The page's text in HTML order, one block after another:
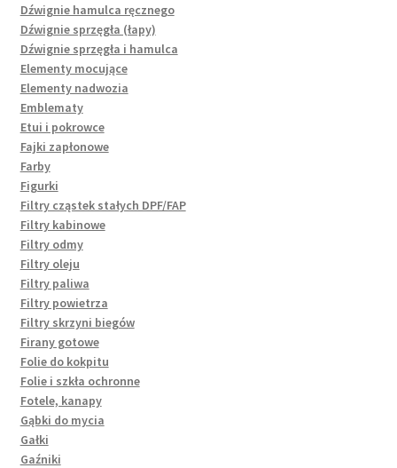
Dźwignie hamulca ręcznego
Dźwignie sprzęgła (łapy)
Dźwignie sprzęgła i hamulca
Elementy mocujące
Elementy nadwozia
Emblematy
Etui i pokrowce
Fajki zapłonowe
Farby
Figurki
Filtry cząstek stałych DPF/FAP
Filtry kabinowe
Filtry odmy
Filtry oleju
Filtry paliwa
Filtry powietrza
Filtry skrzyni biegów
Firany gotowe
Folie do kokpitu
Folie i szkła ochronne
Fotele, kanapy
Gąbki do mycia
Gałki
Gaźniki